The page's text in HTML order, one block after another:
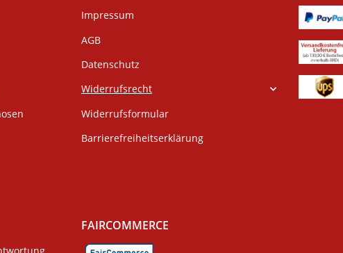
Impressum
AGB
Datenschutz
Widerrufsrecht
Widerrufsformular
Barrierefreiheitserklärung
FAIRCOMMERCE